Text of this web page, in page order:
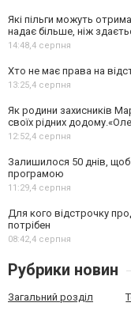
Які пільги можуть
надає більше, ніж
14:48,4 серпня
Хто не має права на
13:25,4 серпня
Як родини захисників
своїх рідних
12:52,4 серпня
Залишилося 50 днів,
програмою
11:29,4 серпня
Для кого відстрочку
потрібен
08:42,4 серпня
Рубрики новин
Загальний розділ